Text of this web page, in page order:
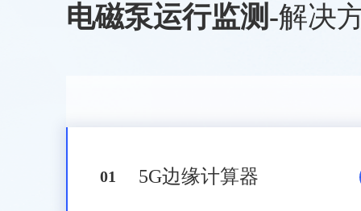
电磁泵运行监测 -解决
01 5G边缘计算器